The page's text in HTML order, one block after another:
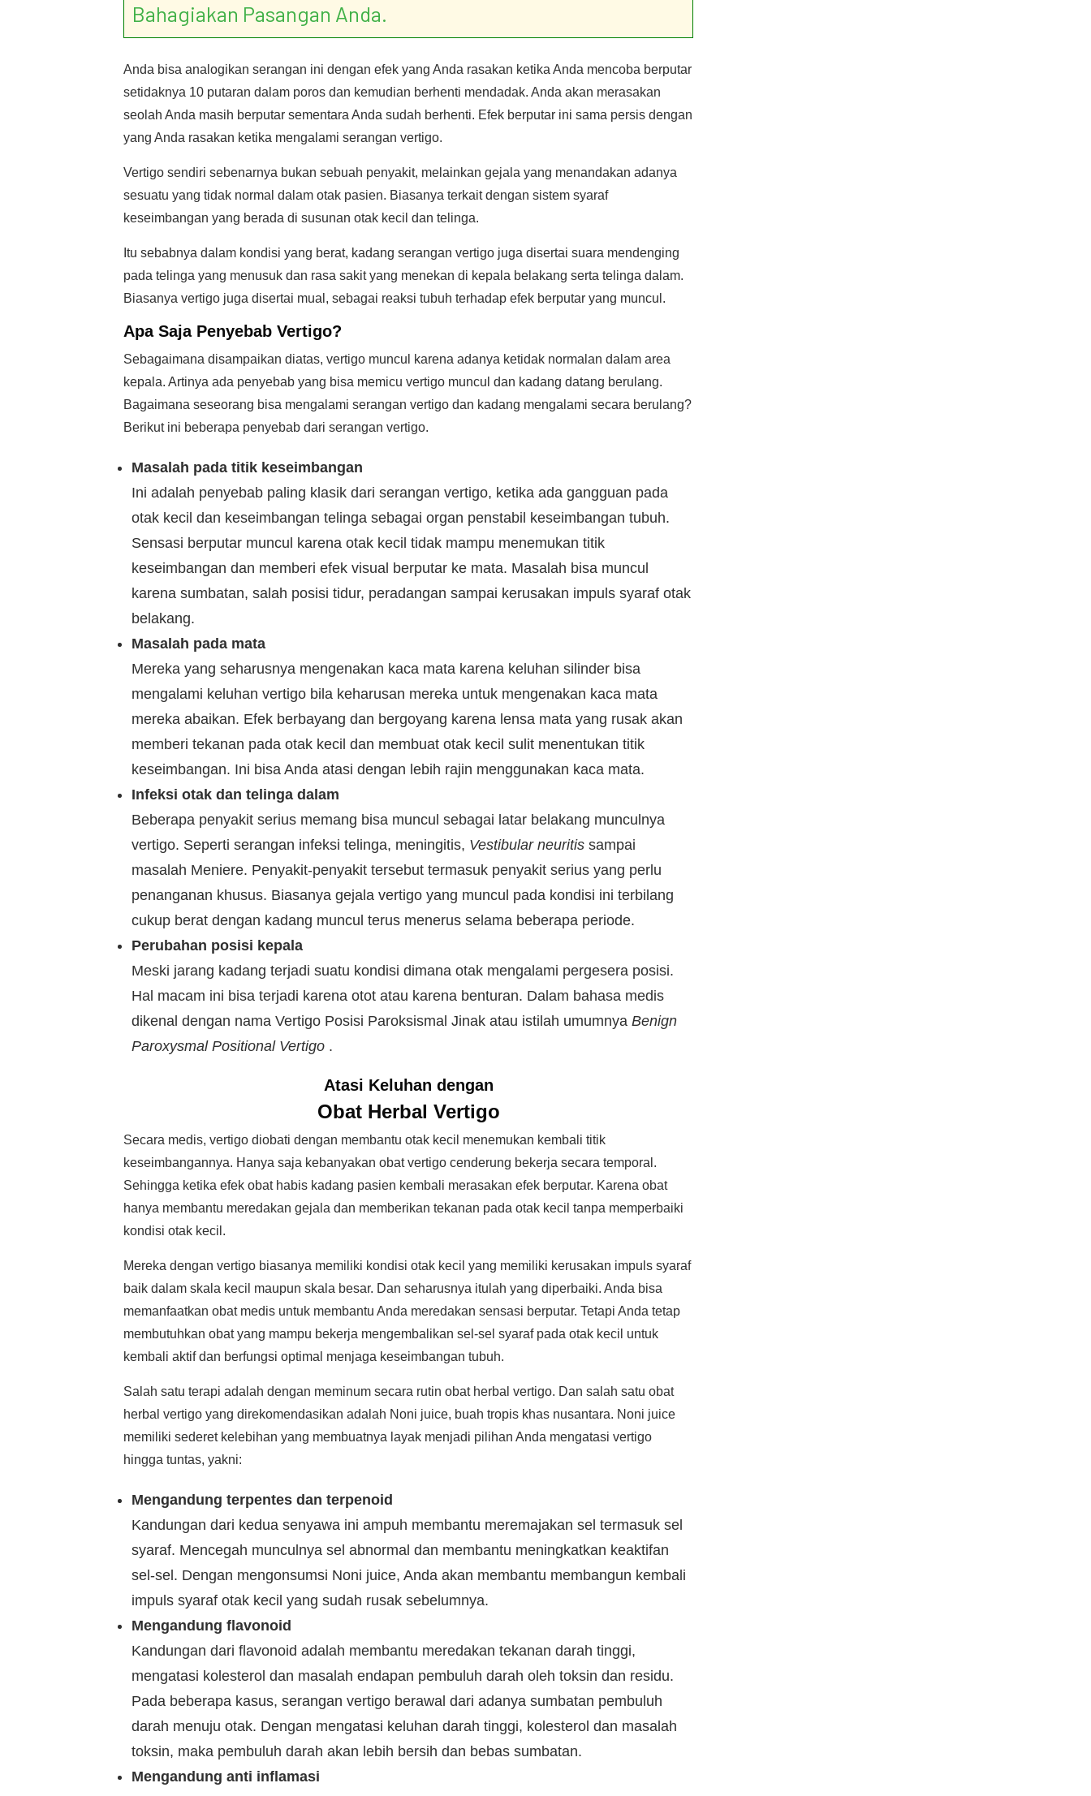
Bahagiakan Pasangan Anda.
Anda bisa analogikan serangan ini dengan efek yang Anda rasakan ketika Anda mencoba berputar
setidaknya 10 putaran dalam poros dan kemudian berhenti mendadak. Anda akan merasakan
seolah Anda masih berputar sementara Anda sudah berhenti. Efek berputar ini sama persis dengan
yang Anda rasakan ketika mengalami serangan vertigo.
Vertigo sendiri sebenarnya bukan sebuah penyakit, melainkan gejala yang menandakan adanya
sesuatu yang tidak normal dalam otak pasien. Biasanya terkait dengan sistem syaraf
keseimbangan yang berada di susunan otak kecil dan telinga.
Itu sebabnya dalam kondisi yang berat, kadang serangan vertigo juga disertai suara mendenging
pada telinga yang menusuk dan rasa sakit yang menekan di kepala belakang serta telinga dalam.
Biasanya vertigo juga disertai mual, sebagai reaksi tubuh terhadap efek berputar yang muncul.
Apa SajaPenyebab Vertigo?
Sebagaimana disampaikan diatas, vertigo muncul karena adanya ketidak normalan dalam area
kepala. Artinya ada penyebab yang bisa memicu vertigo muncul dan kadang datang berulang.
Bagaimana seseorang bisa mengalami serangan vertigo dan kadang mengalami secara berulang?
Berikut ini beberapa penyebab dari serangan vertigo.
Masalah pada titik keseimbangan
Ini adalah penyebab paling klasik dari serangan vertigo, ketika ada gangguan pada
otak kecil dan keseimbangan telinga sebagai organ penstabil keseimbangan tubuh.
Sensasi berputar muncul karena otak kecil tidak mampu menemukan titik
keseimbangan dan memberi efek visual berputar ke mata. Masalah bisa muncul
karena sumbatan, salah posisi tidur, peradangan sampai kerusakan impuls syaraf otak
belakang.
Masalah pada mata
Mereka yang seharusnya mengenakan kaca mata karena keluhan silinder bisa
mengalami keluhan vertigo bila keharusan mereka untuk mengenakan kaca mata
mereka abaikan. Efek berbayang dan bergoyang karena lensa mata yang rusak akan
memberi tekanan pada otak kecil dan membuat otak kecil sulit menentukan titik
keseimbangan. Ini bisa Anda atasi dengan lebih rajin menggunakan kaca mata.
Infeksi otak dan telinga dalam
Beberapa penyakit serius memang bisa muncul sebagai latar belakang munculnya
vertigo. Seperti serangan infeksi telinga, meningitis, Vestibular neuritis sampai
masalah Meniere. Penyakit-penyakit tersebut termasuk penyakit serius yang perlu
penanganan khusus. Biasanya gejala vertigo yang muncul pada kondisi ini terbilang
cukup berat dengan kadang muncul terus menerus selama beberapa periode.
Perubahan posisi kepala
Meski jarang kadang terjadi suatu kondisi dimana otak mengalami pergesera posisi.
Hal macam ini bisa terjadi karena otot atau karena benturan. Dalam bahasa medis
dikenal dengan nama Vertigo Posisi Paroksismal Jinak atau istilah umumnya Benign
Paroxysmal Positional Vertigo .
Atasi Keluhan dengan
Obat Herbal Vertigo
Secara medis, vertigo diobati dengan membantu otak kecil menemukan kembali titik
keseimbangannya. Hanya saja kebanyakan obat vertigo cenderung bekerja secara temporal.
Sehingga ketika efek obat habis kadang pasien kembali merasakan efek berputar. Karena obat
hanya membantu meredakan gejala dan memberikan tekanan pada otak kecil tanpa memperbaiki
kondisi otak kecil.
Mereka dengan vertigo biasanya memiliki kondisi otak kecil yang memiliki kerusakan impuls syaraf
baik dalam skala kecil maupun skala besar. Dan seharusnya itulah yang diperbaiki. Anda bisa
memanfaatkan obat medis untuk membantu Anda meredakan sensasi berputar. Tetapi Anda tetap
membutuhkan obat yang mampu bekerja mengembalikan sel-sel syaraf pada otak kecil untuk
kembali aktif dan berfungsi optimal menjaga keseimbangan tubuh.
Salah satu terapi adalah dengan meminum secara rutin obat herbal vertigo. Dan salah satu obat
herbal vertigo yang direkomendasikan adalah Noni juice, buah tropis khas nusantara. Noni juice
memiliki sederet kelebihan yang membuatnya layak menjadi pilihan Anda mengatasi vertigo
hingga tuntas, yakni:
Mengandung terpentes dan terpenoid
Kandungan dari kedua senyawa ini ampuh membantu meremajakan sel termasuk sel
syaraf. Mencegah munculnya sel abnormal dan membantu meningkatkan keaktifan
sel-sel. Dengan mengonsumsi Noni juice, Anda akan membantu membangun kembali
impuls syaraf otak kecil yang sudah rusak sebelumnya.
Mengandung flavonoid
Kandungan dari flavonoid adalah membantu meredakan tekanan darah tinggi,
mengatasi kolesterol dan masalah endapan pembuluh darah oleh toksin dan residu.
Pada beberapa kasus, serangan vertigo berawal dari adanya sumbatan pembuluh
darah menuju otak. Dengan mengatasi keluhan darah tinggi, kolesterol dan masalah
toksin, maka pembuluh darah akan lebih bersih dan bebas sumbatan.
Mengandung anti inflamasi